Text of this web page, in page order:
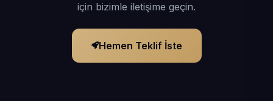
için bizimle iletişime geçin.
Hemen Teklif İste